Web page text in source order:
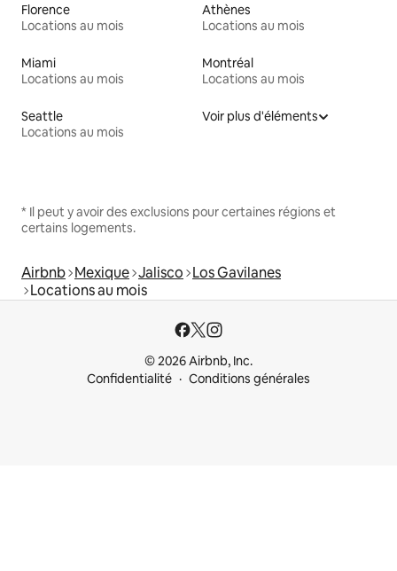
Florence
Locations au mois
Athènes
Locations au mois
Miami
Locations au mois
Montréal
Locations au mois
Seattle
Locations au mois
Voir plus d'éléments
* Il peut y avoir des exclusions pour certaines régions et
certains logements.
Airbnb Mexique Jalisco Los Gavilanes
Locations au mois
© 2026 Airbnb, Inc.
Confidentialité
Conditions générales